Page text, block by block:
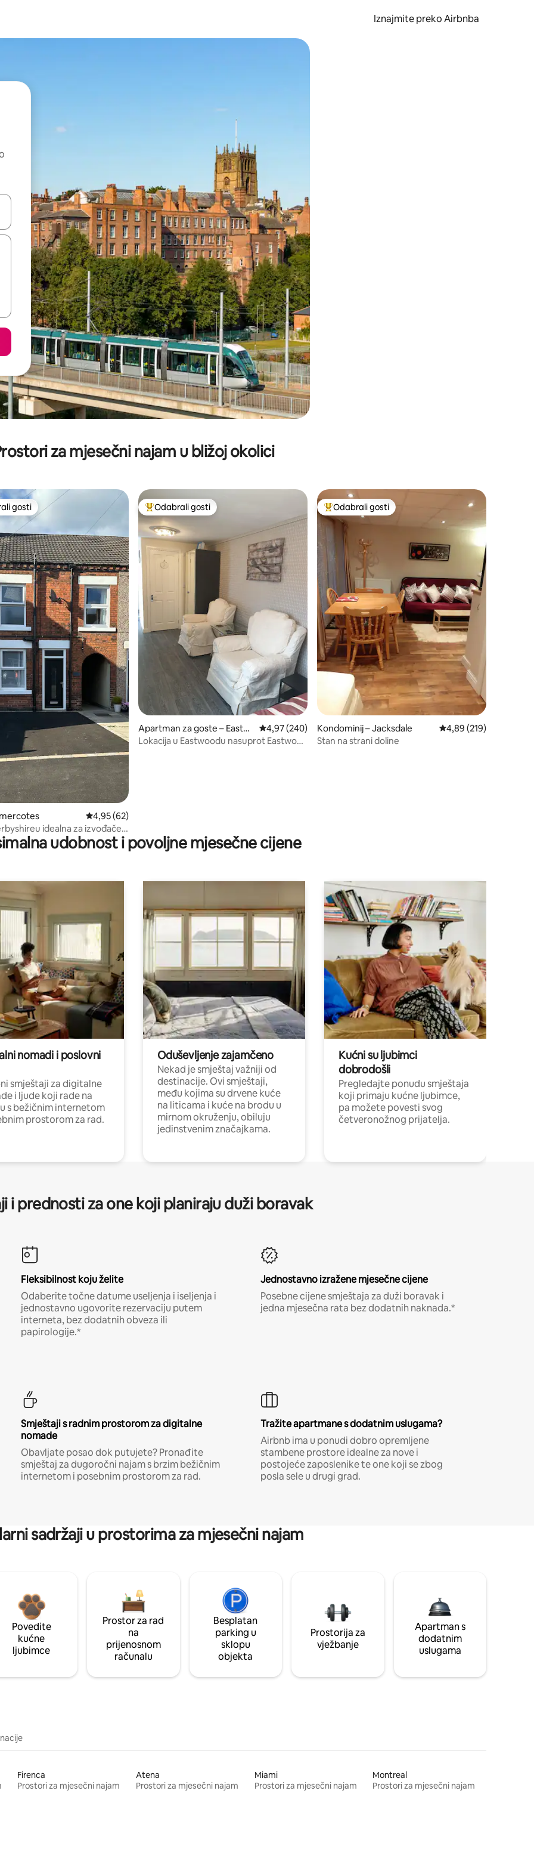
Iznajmite preko Airbnba
koristeći se strelicama prema gore i prema dolje, kao i dodirom ili prelaskom prstom po zaslonu.
za mjesečni najam u bližoj okolici
recenzija: 212
rangiranima s oznakom „Odabrali gosti”
gosti
Prosječna ocjena: 4,95/5, recenzija: 62
4,95 (62)
idealna za izvođače
Među najviše rangiranima s oznakom „Odabrali gosti”
Odabrali gosti
Apartman za goste – Eastw
ood
Prosječna ocjena: 4,97/5, recenzija: 240
4,97 (240)
Lokacija u Eastwoodu nasuprot Eastwood
Među najviše rangiranima s oznakom „Odabrali gosti”
Odabrali gosti
Kondominij – Jacksdale Prosječna ocjena:
4,89 (219)
Stan na strani doline
udobnost i povoljne mjesečne cijene
nomadi i poslovni
smještaji za digitalne
i ljude koji rade na
s bežičnim internetom
prostorom za rad.
Oduševljenje zajamčeno
Nekad je smještaj važniji od
destinacije. Ovi smještaji,
među kojima su drvene kuće
na liticama i kuće na brodu u
mirnom okruženju, obiluju
jedinstvenim značajkama.
Kućni su ljubimci
dobrodošli
Pregledajte ponudu smještaja
koji primaju kućne ljubimce,
pa možete povesti svog
četveronožnog prijatelja.
i prednosti za one koji planiraju duži boravak
Fleksibilnost koju želite
Odaberite točne datume useljenja i iseljenja i
jednostavno ugovorite rezervaciju putem
interneta, bez dodatnih obveza ili
papirologije.*
Jednostavno izražene mjesečne cijene
Posebne cijene smještaja za duži boravak i
jedna mjesečna rata bez dodatnih naknada.*
Smještaji s radnim prostorom za digitalne
nomade
Obavljate posao dok putujete? Pronađite
smještaj za dugoročni najam s brzim bežičnim
internetom i posebnim prostorom za rad.
Tražite apartmane s dodatnim uslugama?
Airbnb ima u ponudi dobro opremljene
stambene prostore idealne za nove i
postojeće zaposlenike te one koji se zbog
posla sele u drugi grad.
sadržaji u prostorima za mjesečni najam
Povedite
kućne
ljubimce
Prostor za rad
na
prijenosnom
računalu
Besplatan
parking u
sklopu
objekta
Prostorija za
vježbanje
Apartman s
dodatnim
uslugama
Firenca
Prostori za mjesečni najam
Atena
Prostori za mjesečni najam
Miami
Prostori za mjesečni najam
Montreal
Prostori za mjesečni najam